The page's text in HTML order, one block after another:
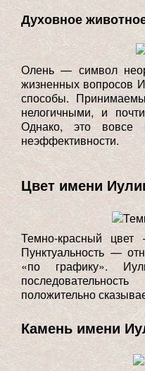
Духовное
Олень — символ
жизненных вопросов
способы.
нелогичными, и
Однако, это вовсе
неэффективности.
Цвет имени
Темно-красный цвет
Пунктуальность —
«по графику».
положительно
Камень имени